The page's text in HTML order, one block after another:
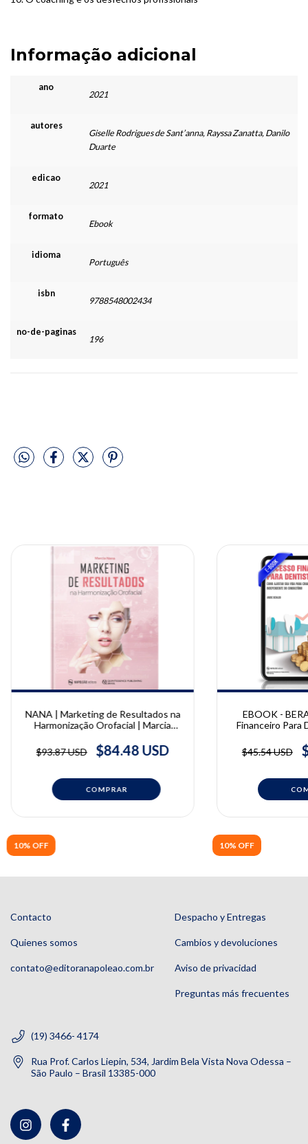
Informação adicional
ano
2021
autores
Giselle Rodrigues de Sant’anna, Rayssa Zanatta, Danilo
Duarte
edicao
2021
formato
Ebook
idioma
Português
isbn
9788548002434
no-de-paginas
196
10% OFF
NANA | Marketing de Resultados na
Harmonização Orofacial | Marcia
$93.87 USD
$84.48 USD
10% OFF
EBOOK -
Financeiro Para
independente
$45.54 USD
Contacto
Quienes somos
contato@editoranapoleao.com.br
Despacho y Entregas
Cambios y devoluciones
Aviso de privacidad
Preguntas más frecuentes
(19) 3466- 4174
Rua Prof. Carlos Liepin, 534, Jardim Bela Vista Nova Odessa –
São Paulo – Brasil 13385-000